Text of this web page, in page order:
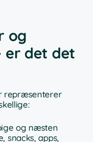
og
er det det
repræsenterer
og næsten
snacks, apps,